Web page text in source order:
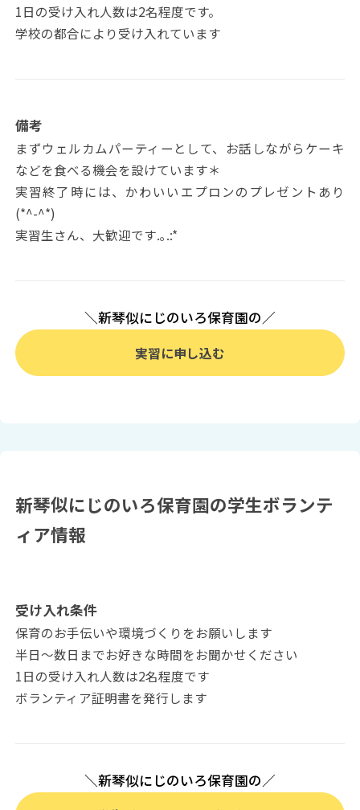
1日の受け入れ人数は2名程度です。
学校の都合により受け入れています
備考
まずウェルカムパーティーとして、お話しながらケーキ
などを食べる機会を設けています＊
実習終了時には、かわいいエプロンのプレゼントあり
(*^-^*)
実習生さん、大歓迎です.｡.:*
＼新琴似にじのいろ保育園の／
実習に申し込む
新琴似にじのいろ保育園の学生ボランテ
ィア情報
受け入れ条件
保育のお手伝いや環境づくりをお願いします
半日～数日までお好きな時間をお聞かせください
1日の受け入れ人数は2名程度です
ボランティア証明書を発行します
＼新琴似にじのいろ保育園の／